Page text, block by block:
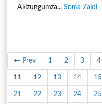
Akizungumza... Soma Zaidi
← Prev 1 2 3 4
11 12 13 14 15
21 22 23 24 25